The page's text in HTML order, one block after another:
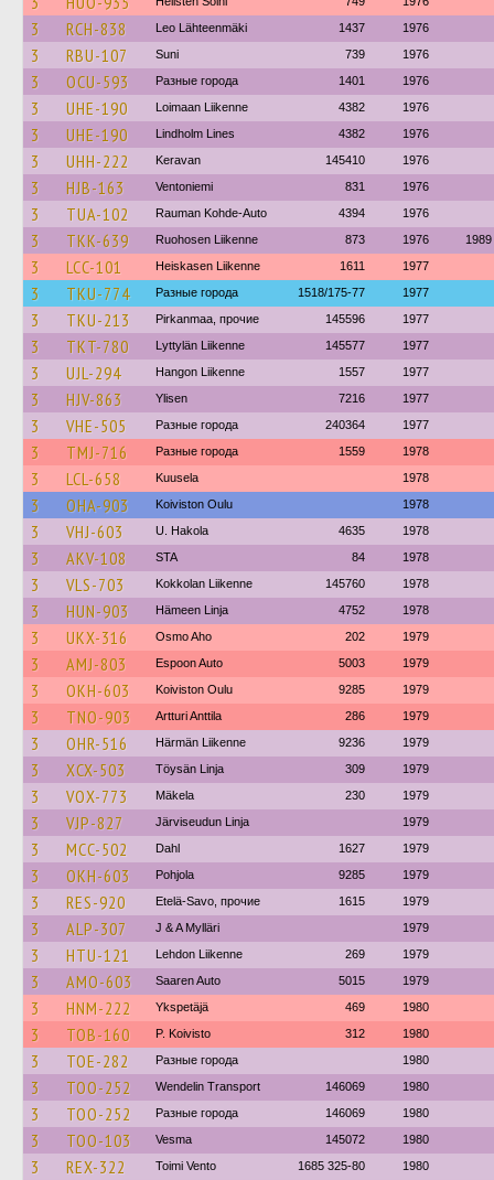
3 RCH-838 Leo Lähteenmäki 1437 1976
3 RBU-107 Suni 739 1976
3 OCU-593 Разные города 1401 1976
3 UHE-190 Loimaan Liikenne 4382 1976
3 UHE-190 Lindholm Lines 4382 1976
3 UHH-222 Keravan 145410 1976
3 HJB-163 Ventoniemi 831 1976
3 TUA-102 Rauman Kohde-Auto 4394 1976
3 TKK-639 Ruohosen Liikenne 873 1976 1989
3 LCC-101 Heiskasen Liikenne 1611 1977
3 TKU-774 Разные города 1518/175-77 1977
3 TKU-213 Pirkanmaa, прочие 145596 1977
3 TKT-780 Lyttylän Liikenne 145577 1977
3 UJL-294 Hangon Liikenne 1557 1977
3 HJV-863 Ylisen 7216 1977
3 VHE-505 Разные города 240364 1977
3 TMJ-716 Разные города 1559 1978
3 LCL-658 Kuusela 1978
3 OHA-903 Koiviston Oulu 1978
3 VHJ-603 U. Hakola 4635 1978
3 AKV-108 STA 84 1978
3 VLS-703 Kokkolan Liikenne 145760 1978
3 HUN-903 Hämeen Linja 4752 1978
3 UKX-316 Osmo Aho 202 1979
3 AMJ-803 Espoon Auto 5003 1979
3 OKH-603 Koiviston Oulu 9285 1979
3 TNO-903 Artturi Anttila 286 1979
3 OHR-516 Härmän Liikenne 9236 1979
3 XCX-503 Töysän Linja 309 1979
3 VOX-773 Mäkela 230 1979
3 VJP-827 Järviseudun Linja 1979
3 MCC-502 Dahl 1627 1979
3 OKH-603 Pohjola 9285 1979
3 RES-920 Etelä-Savo, прочие 1615 1979
3 ALP-307 J & A Mylläri 1979
3 HTU-121 Lehdon Liikenne 269 1979
3 AMO-603 Saaren Auto 5015 1979
3 HNM-222 Ykspetäjä 469 1980
3 TOB-160 P. Koivisto 312 1980
3 TOE-282 Разные города 1980
3 TOO-252 Wendelin Transport 146069 1980
3 TOO-252 Разные города 146069 1980
3 TOO-103 Vesma 145072 1980
3 REX-322 Toimi Vento 1685 325-80 1980